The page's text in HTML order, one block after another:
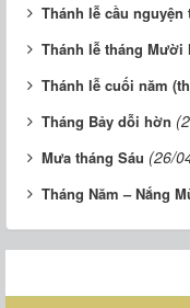
Thánh lễ cầu nguyện
Thánh lễ tháng Mười
Thánh lễ cuối năm
Tháng Bảy dỗi hờn
Mưa tháng Sáu (26/
Tháng Năm – Nắng